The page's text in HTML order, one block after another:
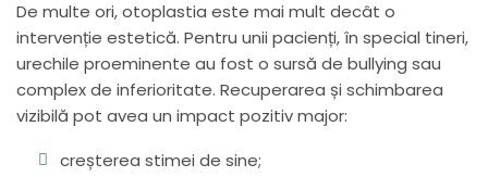
De multe ori, otoplastia este mai mult decât o
intervenție estetică. Pentru unii pacienți, în special tineri,
urechile proeminente au fost o sursă de bullying sau
complex de inferioritate. Recuperarea și schimbarea
vizibilă pot avea un impact pozitiv major:
creșterea stimei de sine;